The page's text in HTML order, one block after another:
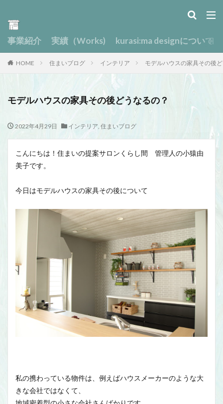
事業紹介 実績（Works) kurasi:ma designについて
HOME 住まいブログ インテリア モデルハウスの家具その後
モデルハウスの家具その後どうなるの？
2022年4月29日 インテリア, 住まいブログ
こんにちは！住まいの提案サロンくらし間 管理人の小猿由
美子です。
今日はモデルハウスの家具その後について
私の携わっている物件は、例えばハウスメーカーのような大
きな会社ではなくて、